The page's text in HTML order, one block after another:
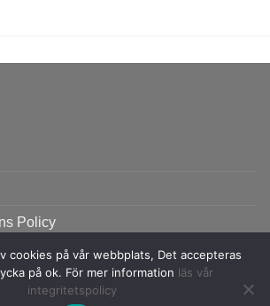
Policy
cookies på vår webbplats, Det accepteras
på ok. För mer information läs vår
integritetspolicy